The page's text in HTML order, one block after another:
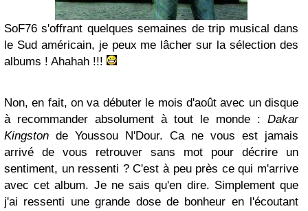
SoF76 s'offrant quelques semaines de trip musical dans
le Sud américain, je peux me lâcher sur la sélection des
albums ! Ahahah !!!
Non, en fait, on va débuter le mois d'août avec un disque
à recommander absolument à tout le monde : Dakar
Kingston de Youssou N'Dour. Ca ne vous est jamais
arrivé de vous retrouver sans mot pour décrire un
sentiment, un ressenti ? C'est à peu près ce qui m'arrive
avec cet album. Je ne sais qu'en dire. Simplement que
j'ai ressenti une grande dose de bonheur en l'écoutant